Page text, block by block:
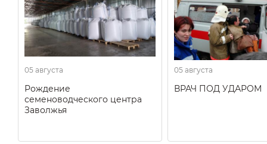
05 августа
Рождение
семеноводческого центра
Заволжья
05 августа
ВРАЧ ПОД УДАРОМ